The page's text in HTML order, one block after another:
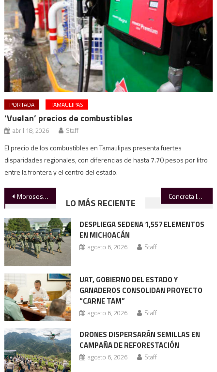
PORTADA TAMAULIPAS
‘Vuelan’ precios de combustibles
abril 18, 2026 Staff
El precio de los combustibles en Tamaulipas presenta fuertes
disparidades regionales, con diferencias de hasta 7.70 pesos por litro
entre la frontera y el centro del estado.
Navegación
de
entradas
Morosos deben 9 mdp de agua Concreta la UAT acuerdos en beneficio de sus trabajadores
LO MÁS RECIENTE
DESPLIEGA SEDENA 1,557 ELEMENTOS
EN MICHOACÁN
agosto 6, 2026 Staff
UAT, GOBIERNO DEL ESTADO Y
GANADEROS CONSOLIDAN PROYECTO
“CARNE TAM”
agosto 6, 2026 Staff
DRONES DISPERSARÁN SEMILLAS EN
CAMPAÑA DE REFORESTACIÓN
agosto 6, 2026 Staff